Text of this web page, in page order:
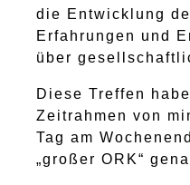
die Entwicklung
Erfahrungen und
über
Diese Treffen
Zeitrahmen von
Tag am
„großer ORK“